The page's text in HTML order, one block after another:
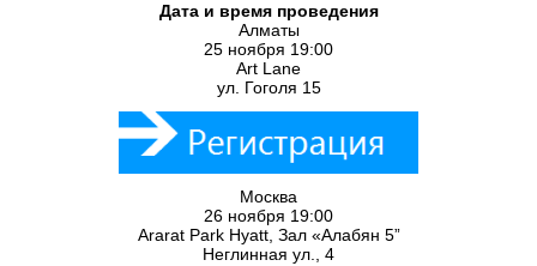
Дата и время проведения
Алматы
25 ноября 19:00
Art Lane
ул. Гоголя 15
Москва
26 ноября 19:00
Ararat Park Hyatt, Зал «Алабян 5”
Неглинная ул., 4